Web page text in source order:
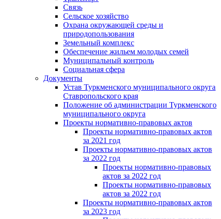
Связь
Сельское хозяйство
Охрана окружающей среды и
природопользования
Земельный комплекс
Обеспечение жильем молодых семей
Муниципальный контроль
Социальная сфера
Документы
Устав Туркменского муниципального округа
Ставропольского края
Положение об администрации Туркменского
муниципального округа
Проекты нормативно-правовых актов
Проекты нормативно-правовых актов
за 2021 год
Проекты нормативно-правовых актов
за 2022 год
Проекты нормативно-правовых
актов за 2022 год
Проекты нормативно-правовых
актов за 2022 год
Проекты нормативно-правовых актов
за 2023 год